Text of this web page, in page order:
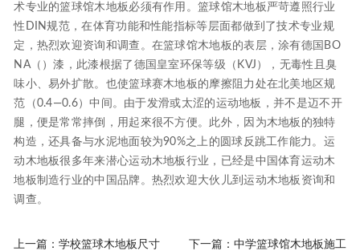
术专业的篮球馆木地板必须有作用。篮球馆木地板严苛遵照行业
性DIN规范，在体育功能和性能指标等层面都做到了技术专业规
定，热烈欢迎资询和调查。在篮球馆木地板的表层，涂有德国BO
NA（）漆，此漆根据了德国皇室环保等级（KVJ），无毒性且臭
味小、易外扩散。也使篮球赛木地板的摩擦阻力处在北美地区规
范（0.4—0.6）中间。由于发滑或太涩的运动地板，并不是迈不开
腿，便是常常摔倒，用起來很不方便。此外，因为木地板的独特
构造，还具备与水泥地面较为90%之上的圆球反跳工作能力。运
动木地板很多年来潜心运动木地板行业，已经是中国体育运动木
地板制造行业的中国品牌。热烈欢迎大伙儿到运动木地板资询和
调查。
上一篇：学校篮球木地板尺寸 下一篇： 中学篮球馆木地板施工